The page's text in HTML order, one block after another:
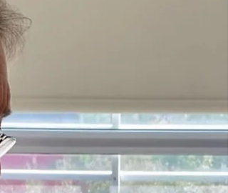
de una caja, conocido como Lambe –
El...